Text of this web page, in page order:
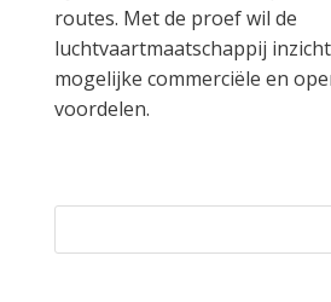
routes. Met de proef wil de
luchtvaartmaatschappij
mogelijke commerciële en
voordelen.